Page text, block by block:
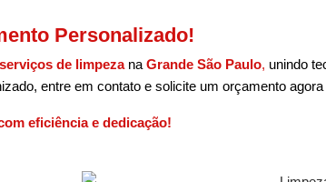
Personalizado!
serviços de limpezana Grande São Paulo, unindo
entre em contato e solicite um orçamento
eficiência e dedicação!